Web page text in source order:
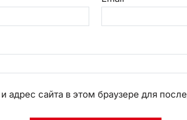
адрес сайта в этом браузере для